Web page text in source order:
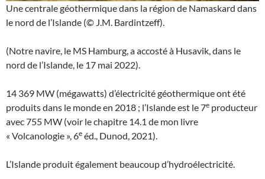
Une centrale géothermique dans la région de Namaskard dans
le nord de l’Islande (© J.M. Bardintzeff).
(Notre navire, le MS Hamburg, a accosté à Husavik, dans le
nord de l’Islande, le 17 mai 2022).
14 369 MW (mégawatts) d’électricité géothermique ont été
produits dans le monde en 2018 ; l’Islande est le 7e producteur
avec 755 MW (voir le chapitre 14.1 de mon livre
« Volcanologie », 6e éd., Dunod, 2021).
L’Islande produit également beaucoup d’hydroélectricité.